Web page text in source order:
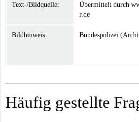
Text-/Bildquelle:
Übermittelt durch
r.de
Bildhinweis: Bundespolizei
Häufig gestellte